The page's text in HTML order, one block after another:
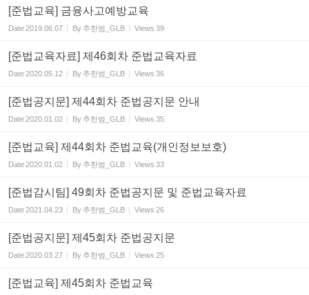
[준법교육] 금융사고예방교육
Date2019.06.07 By 추한범_GLB Views 39
[준법교육자료] 제46회차 준법교육자료
Date2020.05.12 By 추한범_GLB Views 36
[준법공지문] 제44회차 준법공지문 안내
Date2020.01.02 By 추한범_GLB Views 35
[준법교육] 제44회차 준법교육(개인정보보호)
Date2020.01.02 By 추한범_GLB Views 33
[준법감시팀] 49회차 준법공지문 및 준법교육자료
Date2021.04.23 By 추한범_GLB Views 26
[준법공지문] 제45회차 준법공지문
Date2020.03.27 By 추한범_GLB Views 25
[준법교육] 제45회차 준법교육